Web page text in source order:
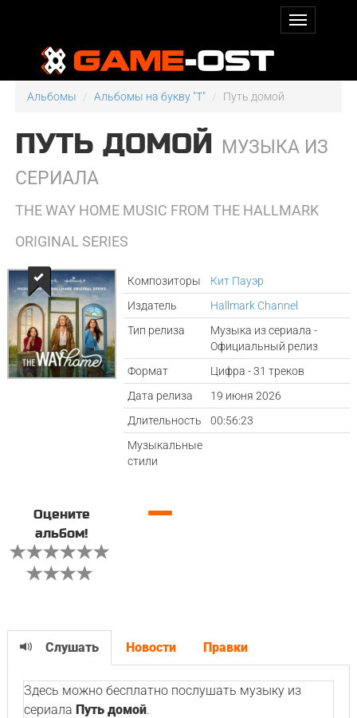
Альбомы Альбомы на букву "T" Путь домой
ПУТЬ ДОМОЙ МУЗЫКА ИЗ
СЕРИАЛА
THE WAY HOME MUSIC FROM THE HALLMARK
ORIGINAL SERIES
Композиторы
Кит Пауэр
Издатель
Hallmark Channel
Тип релиза
Музыка из сериала -
Официальный релиз
Формат
Цифра - 31 треков
Дата релиза
19 июня 2026
Длительность
00:56:23
Музыкальные
стили
Оцените
альбом!
—
Слушать Новости Правки
Здесь можно бесплатно послушать музыку из
сериала Путь домой.